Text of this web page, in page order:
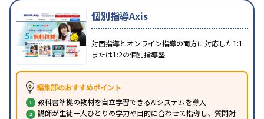
個別指導Axis
対面指導とオンライン指導の両方に対応した1:1
または1:2の個別指導塾
編集部のおすすめポイント
教科書準拠の教材を自立学習できるAIシステムを導入
講師が生徒一人ひとりの学力や目的に合わせて指導し、質問対